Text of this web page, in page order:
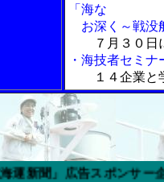
「海な
お深く～戦没
７月３０日
・海技者セミ
１４企業と
ンサー企業